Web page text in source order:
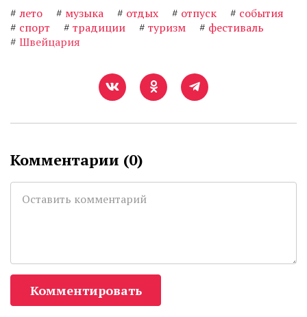
# лето # музыка # отдых # отпуск # события
# спорт # традиции # туризм # фестиваль
# Швейцария
Комментарии (0)
Комментировать